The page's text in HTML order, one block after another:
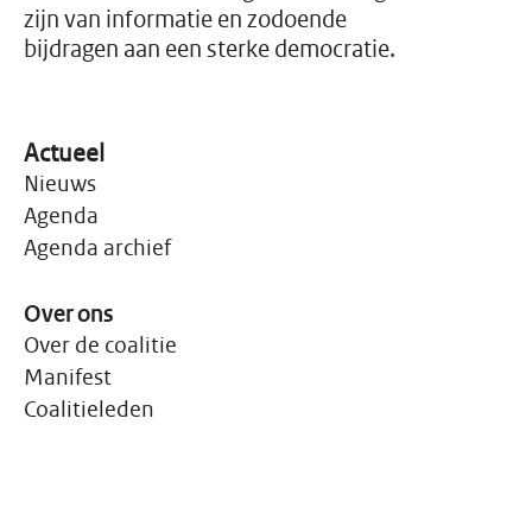
zijn van informatie en zodoende
bijdragen aan een sterke democratie.
Actueel
Nieuws
Agenda
Agenda archief
Over ons
Over de coalitie
Manifest
Coalitieleden